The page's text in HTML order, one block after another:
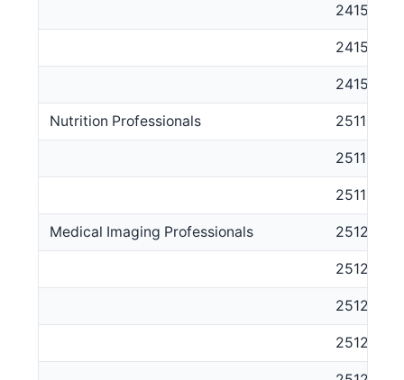
241512
241513
241599
Nutrition Professionals 2511
251111
251112
Medical Imaging Professionals 2512
251211
251212
251213